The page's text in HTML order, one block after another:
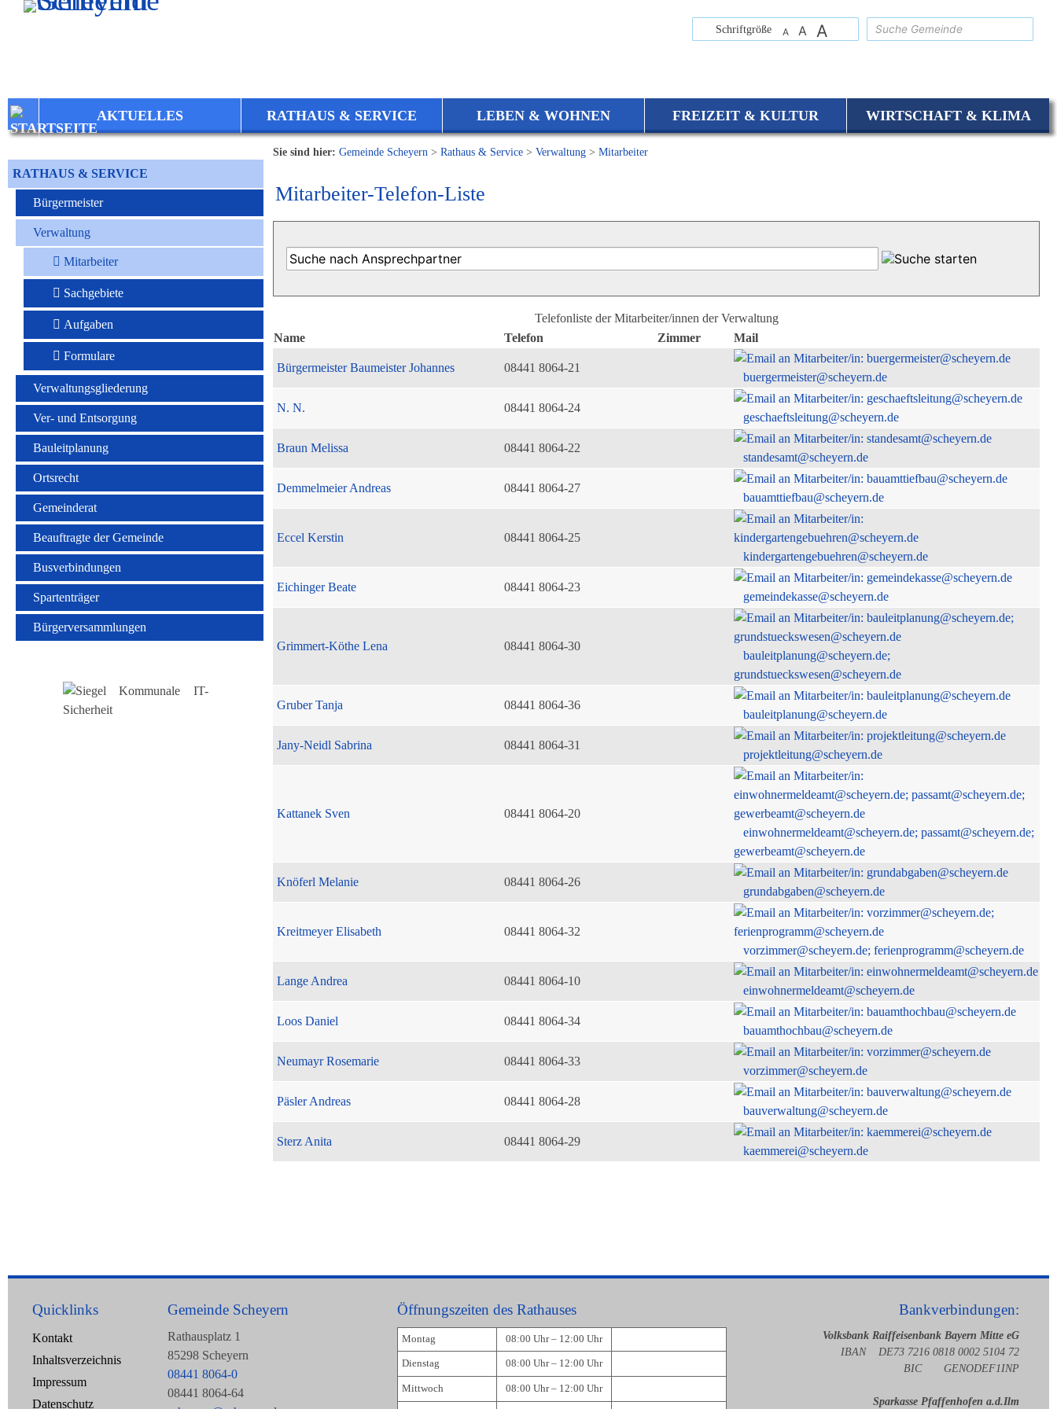
Zum Inhalt,zur Navigationoder
Schriftgröße A A A
AKTUELLES RATHAUS & SERVICE LEBEN & WOHNEN FREIZEIT & KULTUR WIRTSCHAFT & KLIMA
RATHAUS & SERVICE
Bürgermeister
Verwaltung
Mitarbeiter
Sachgebiete
Aufgaben
Formulare
Verwaltungsgliederung
Ver- und Entsorgung
Bauleitplanung
Ortsrecht
Gemeinderat
Beauftragte der Gemeinde
Busverbindungen
Spartenträger
Bürgerversammlungen
Sie sind hier: Gemeinde Scheyern > Rathaus & Service > Verwaltung > Mitarbeiter
Mitarbeiter-Telefon-Liste
Telefonliste der Mitarbeiter/innen der Verwaltung
Name
Telefon Zimmer Mail
Bürgermeister Baumeister Johannes 08441 8064-21
buergermeister@scheyern.de
N. N. 08441 8064-24
geschaeftsleitung@scheyern.de
Braun Melissa 08441 8064-22
standesamt@scheyern.de
Demmelmeier Andreas 08441 8064-27
bauamttiefbau@scheyern.de
Eccel Kerstin
08441 8064-25
kindergartengebuehren@scheyern.de
Eichinger Beate 08441 8064-23
gemeindekasse@scheyern.de
Grimmert-Köthe Lena 08441 8064-30
bauleitplanung@scheyern.de;
grundstueckswesen@scheyern.de
Gruber Tanja 08441 8064-36
bauleitplanung@scheyern.de
Jany-Neidl Sabrina 08441 8064-31
projektleitung@scheyern.de
Kattanek Sven
08441 8064-20
einwohnermeldeamt@scheyern.de; passamt@scheyern.de;
gewerbeamt@scheyern.de
Knöferl Melanie 08441 8064-26
grundabgaben@scheyern.de
Kreitmeyer Elisabeth
08441 8064-32
vorzimmer@scheyern.de; ferienprogramm@scheyern.de
Lange Andrea 08441 8064-10
einwohnermeldeamt@scheyern.de
Loos Daniel 08441 8064-34
bauamthochbau@scheyern.de
Neumayr Rosemarie 08441 8064-33
vorzimmer@scheyern.de
Päsler Andreas 08441 8064-28
bauverwaltung@scheyern.de
Sterz Anita 08441 8064-29
kaemmerei@scheyern.de
Quicklinks
Kontakt
Inhaltsverzeichnis
Impressum
Datenschutz
Gemeinde Scheyern
Rathausplatz 1
85298 Scheyern
08441 8064-0
08441 8064-64
Öffnungszeiten des Rathauses
Montag 08:00 Uhr – 12:00 Uhr
Dienstag 08:00 Uhr – 12:00 Uhr
Mittwoch 08:00 Uhr – 12:00 Uhr
Bankverbindungen:
Volksbank Raiffeisenbank Bayern Mitte eG
IBAN DE73 7216 0818 0002 5104 72
BIC GENODEF1INP
Sparkasse Pfaffenhofen a.d.Ilm